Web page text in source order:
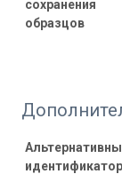
сохранения
образцов